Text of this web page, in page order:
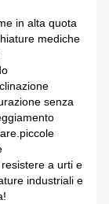
in alta quota
mediche
senza
a urti e
industriali e